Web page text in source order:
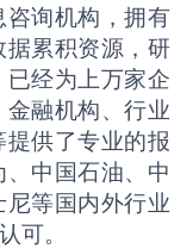
询机构，拥有
累积资源，研
经为上万家企
融机构、行业
供了专业的报
、中国石油、中
等国内外行业
可。